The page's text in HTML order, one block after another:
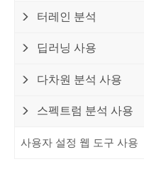
터레인 분석
딥러닝 사용
다차원 분석 사용
스펙트럼 분석 사용
사용자 설정 웹 도구 사용